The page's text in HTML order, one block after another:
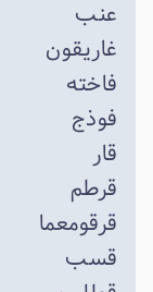
عنب
غاریقون
فاخته
فوذج
قار
قرطم
قرقومعما
قسب